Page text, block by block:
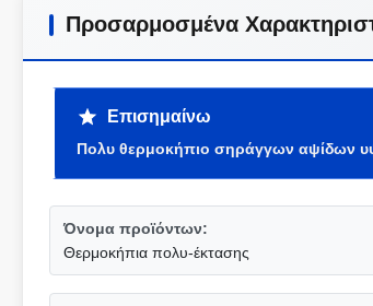
Προσαρμοσμένα
Επισημαίνω
Πολυ θερμοκήπιο σηράγγων αψίδων
Όνομα προϊόντων:
Θερμοκήπια πολυ-έκτασης